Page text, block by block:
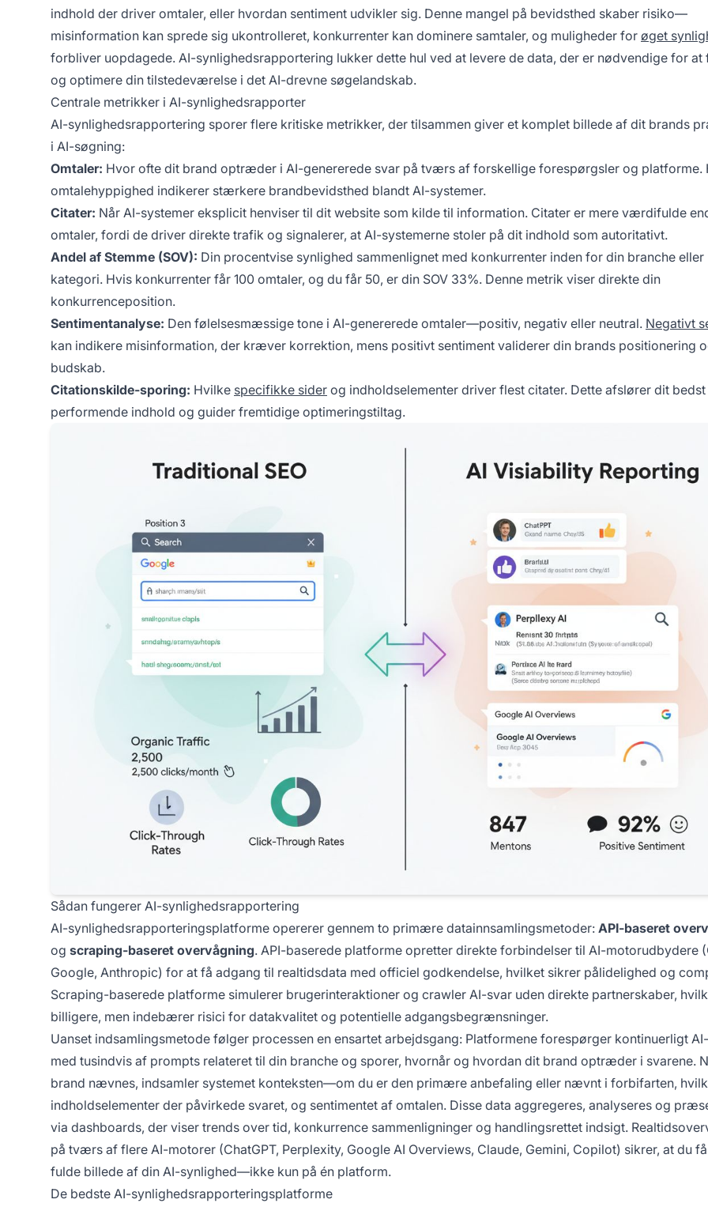
indhold der driver omtaler, eller hvordan sentiment udvikler sig. Denne mangel på bevidsthed skaber risiko—
misinformation kan sprede sig ukontrolleret, konkurrenter kan dominere samtaler, og muligheder for øget
forbliver uopdagede. AI-synlighedsrapportering lukker dette hul ved at levere de data, der er nødvendige for at
og optimere din tilstedeværelse i det AI-drevne søgelandskab.
Centrale metrikker i AI-synlighedsrapporter
AI-synlighedsrapportering sporer flere kritiske metrikker, der tilsammen giver et komplet billede af dit brands
i AI-søgning:
Omtaler: Hvor ofte dit brand optræder i AI-genererede svar på tværs af forskellige forespørgsler og platforme.
omtalehyppighed indikerer stærkere brandbevidsthed blandt AI-systemer.
Citater: Når AI-systemer eksplicit henviser til dit website som kilde til information. Citater er mere værdifulde
omtaler, fordi de driver direkte trafik og signalerer, at AI-systemerne stoler på dit indhold som autoritativt.
Andel af Stemme (SOV): Din procentvise synlighed sammenlignet med konkurrenter inden for din branche eller
kategori. Hvis konkurrenter får 100 omtaler, og du får 50, er din SOV 33%. Denne metrik viser direkte din
konkurrenceposition.
Sentimentanalyse: Den følelsesmæssige tone i AI-genererede omtaler—positiv, negativ eller neutral. Negativt
kan indikere misinformation, der kræver korrektion, mens positivt sentiment validerer din brands positionering
budskab.
Citationskilde-sporing: Hvilke specifikke sider og indholdselementer driver flest citater. Dette afslører dit bedst
performende indhold og guider fremtidige optimeringstiltag.
Sådan fungerer AI-synlighedsrapportering
AI-synlighedsrapporteringsplatforme opererer gennem to primære datainnsamlingsmetoder: API-baseret
og scraping-baseret overvågning. API-baserede platforme opretter direkte forbindelser til AI-motorudbydere
Google, Anthropic) for at få adgang til realtidsdata med officiel godkendelse, hvilket sikrer pålidelighed og
Scraping-baserede platforme simulerer brugerinteraktioner og crawler AI-svar uden direkte partnerskaber,
billigere, men indebærer risici for datakvalitet og potentielle adgangsbegrænsninger.
Uanset indsamlingsmetode følger processen en ensartet arbejdsgang: Platformene forespørger kontinuerligt
med tusindvis af prompts relateret til din branche og sporer, hvornår og hvordan dit brand optræder i svarene.
brand nævnes, indsamler systemet konteksten—om du er den primære anbefaling eller nævnt i forbifarten,
indholdselementer der påvirkede svaret, og sentimentet af omtalen. Disse data aggregeres, analyseres og
via dashboards, der viser trends over tid, konkurrence sammenligninger og handlingsrettet indsigt.
på tværs af flere AI-motorer (ChatGPT, Perplexity, Google AI Overviews, Claude, Gemini, Copilot) sikrer, at du
fulde billede af din AI-synlighed—ikke kun på én platform.
De bedste AI-synlighedsrapporteringsplatforme